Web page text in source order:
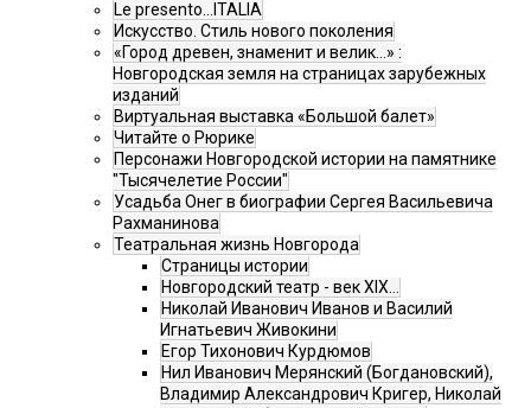
Le presento...ITALIA
Искусство. Стиль нового поколения
«Город древен, знаменит и велик…» :
Новгородская земля на страницах зарубежных
изданий
Виртуальная выставка «Большой балет»
Читайте о Рюрике
Персонажи Новгородской истории на памятнике
"Тысячелетие России"
Усадьба Онег в биографии Сергея Васильевича
Рахманинова
Театральная жизнь Новгорода
Страницы истории
Новгородский театр - век XIX…
Николай Иванович Иванов и Василий
Игнатьевич Живокини
Егор Тихонович Курдюмов
Нил Иванович Мерянский (Богдановский),
Владимир Александрович Кригер, Николай